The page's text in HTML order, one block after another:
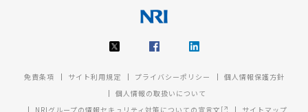
免責条項 サイト利用規定 プライバシーポリシー
個人情報保護方針
個人情報の取扱いについて
NRIグループの情報セキュリティ対策についての宣言文
サイトマップ